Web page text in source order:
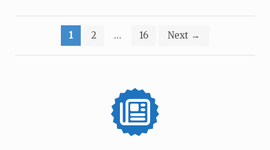
pagination
1 2 … 16 Next →